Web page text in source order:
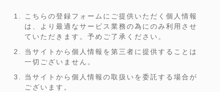
こちらの登録フォームにご提供いただく個人情報
は、より最適なサービス業務の為にのみ利用させ
ていただきます。予めご了承ください。
当サイトから個人情報を第三者に提供することは
一切ございません。
当サイトから個人情報の取扱いを委託する場合が
ございます。